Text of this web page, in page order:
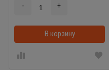
- +
В корзину